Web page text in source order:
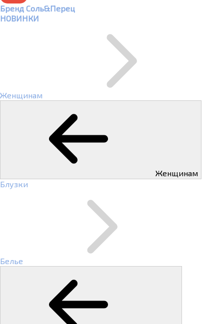
Бренд Соль&Перец
НОВИНКИ
Женщинам
Женщинам
Блузки
Белье